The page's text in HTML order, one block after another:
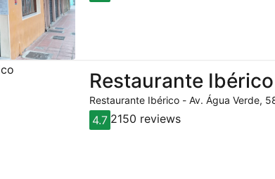
Restaurante Ibérico
Restaurante Ibérico - Av. Água Verde,
4.7 2150 reviews